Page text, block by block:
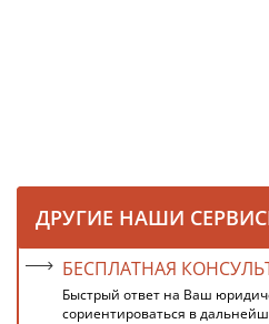
ДРУГИЕ НАШИ
БЕСПЛАТНАЯ
Быстрый ответ на Ваш
сориентироваться в